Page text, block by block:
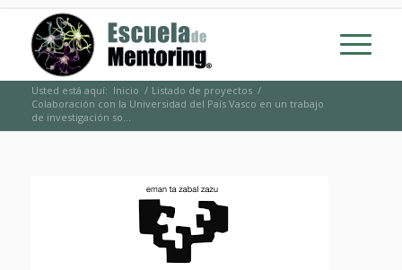
Usted está aquí: Inicio / Listado de proyectos /
Colaboración con la Universidad del País Vasco en un trabajo
de investigación so...